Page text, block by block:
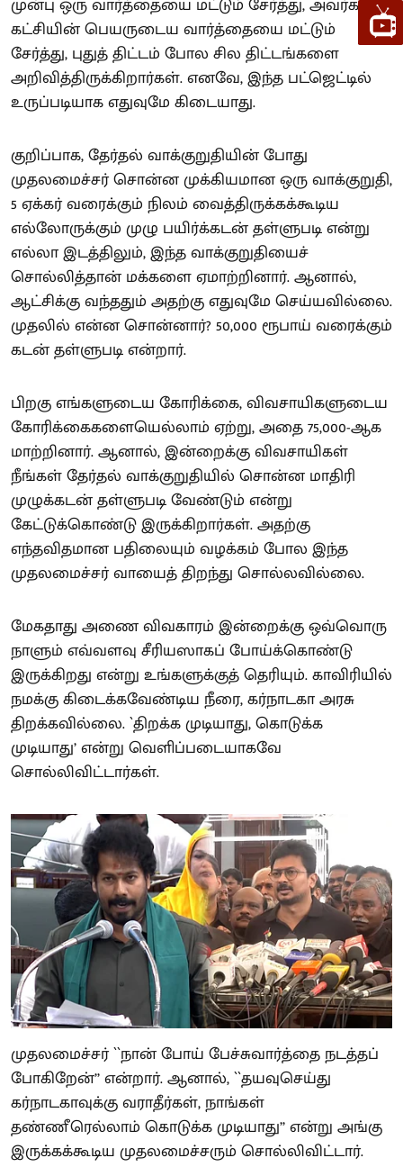
கட்சியின் பெயருடைய வார்த்தையை மட்டும்
சேர்த்து, புதுத் திட்டம் போல சில திட்டங்களை
அறிவித்திருக்கிறார்கள். எனவே, இந்த பட்ஜெட்டில்
உருப்படியாக எதுவுமே கிடையாது.
குறிப்பாக, தேர்தல் வாக்குறுதியின் போது
முதலமைச்சர் சொன்ன முக்கியமான ஒரு வாக்குறுதி,
5 ஏக்கர் வரைக்கும் நிலம் வைத்திருக்கக்கூடிய
எல்லோருக்கும் முழு பயிர்க்கடன் தள்ளுபடி என்று
எல்லா இடத்திலும், இந்த வாக்குறுதியைச்
சொல்லித்தான் மக்களை ஏமாற்றினார். ஆனால்,
ஆட்சிக்கு வந்ததும் அதற்கு எதுவுமே செய்யவில்லை.
முதலில் என்ன சொன்னார்? 50,000 ரூபாய் வரைக்கும்
கடன் தள்ளுபடி என்றார்.
பிறகு எங்களுடைய கோரிக்கை, விவசாயிகளுடைய
கோரிக்கைகளையெல்லாம் ஏற்று, அதை 75,000-ஆக
மாற்றினார். ஆனால், இன்றைக்கு விவசாயிகள்
நீங்கள் தேர்தல் வாக்குறுதியில் சொன்ன மாதிரி
முழுக்கடன் தள்ளுபடி வேண்டும் என்று
கேட்டுக்கொண்டு இருக்கிறார்கள். அதற்கு
எந்தவிதமான பதிலையும் வழக்கம் போல இந்த
முதலமைச்சர் வாயைத் திறந்து சொல்லவில்லை.
மேகதாது அணை விவகாரம் இன்றைக்கு ஒவ்வொரு
நாளும் எவ்வளவு சீரியஸாகப் போய்க்கொண்டு
இருக்கிறது என்று உங்களுக்குத் தெரியும். காவிரியில்
நமக்கு கிடைக்கவேண்டிய நீரை, கர்நாடகா அரசு
திறக்கவில்லை. `திறக்க முடியாது, கொடுக்க
முடியாது’ என்று வெளிப்படையாகவே
சொல்லிவிட்டார்கள்.
முதலமைச்சர் ``நான் போய் பேச்சுவார்த்தை நடத்தப்
போகிறேன்’’ என்றார். ஆனால், ``தயவுசெய்து
கர்நாடகாவுக்கு வராதீர்கள், நாங்கள்
தண்ணீரெல்லாம் கொடுக்க முடியாது’’ என்று அங்கு
இருக்கக்கூடிய முதலமைச்சரும் சொல்லிவிட்டார்.